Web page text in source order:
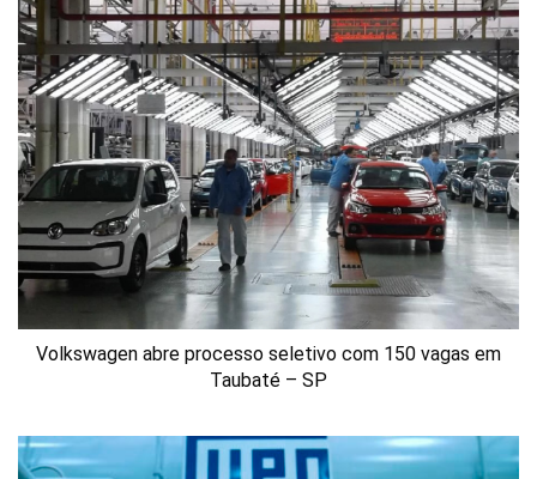
Volkswagen abre processo seletivo com 150 vagas em
Taubaté – SP